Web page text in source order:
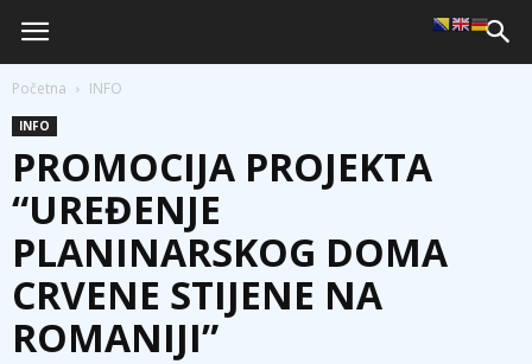
Početna INFO
INFO
PROMOCIJA PROJEKTA
“UREĐENJE
PLANINARSKOG DOMA
CRVENE STIJENE NA
ROMANIJI”